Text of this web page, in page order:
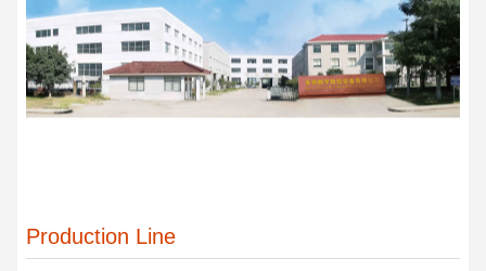
Production Line